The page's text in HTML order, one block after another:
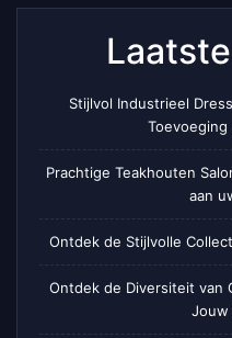
Stijlvol Industrieel
Prachtige Teakhouten
aan
Ontdek de Stijlvolle
Ontdek de Diversiteit van
Jouw